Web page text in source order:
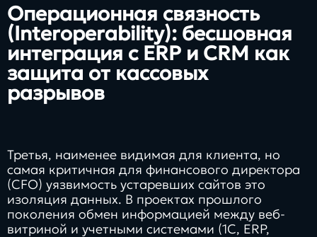
Операционная связность
(Interoperability): бесшовная
интеграция с ERP и CRM как
защита от кассовых
разрывов
Третья, наименее видимая для клиента, но
самая критичная для финансового директора
(CFO) уязвимость устаревших сайтов это
изоляция данных. В проектах прошлого
поколения обмен информацией между веб-
витриной и учетными системами (1С, ERP,